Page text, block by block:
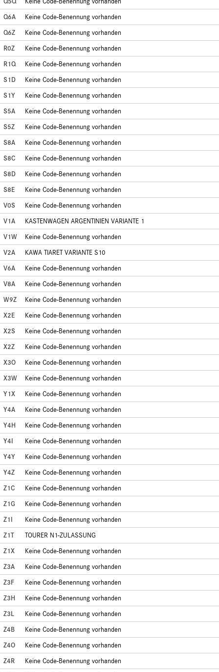
Q6A
Keine Code-Benennung vorhanden
Q6Z
Keine Code-Benennung vorhanden
R0Z
Keine Code-Benennung vorhanden
R1Q
Keine Code-Benennung vorhanden
S1D
Keine Code-Benennung vorhanden
S1Y
Keine Code-Benennung vorhanden
S5A
Keine Code-Benennung vorhanden
S5Z
Keine Code-Benennung vorhanden
S8A
Keine Code-Benennung vorhanden
S8C
Keine Code-Benennung vorhanden
S8D
Keine Code-Benennung vorhanden
S8E
Keine Code-Benennung vorhanden
V0S
Keine Code-Benennung vorhanden
V1A
KASTENWAGEN ARGENTINIEN VARIANTE 1
V1W
Keine Code-Benennung vorhanden
V2A
KAWA TIARET VARIANTE S10
V6A
Keine Code-Benennung vorhanden
V8A
Keine Code-Benennung vorhanden
W9Z
Keine Code-Benennung vorhanden
X2E
Keine Code-Benennung vorhanden
X2S
Keine Code-Benennung vorhanden
X2Z
Keine Code-Benennung vorhanden
X3O
Keine Code-Benennung vorhanden
X3W
Keine Code-Benennung vorhanden
Y1X
Keine Code-Benennung vorhanden
Y4A
Keine Code-Benennung vorhanden
Y4H
Keine Code-Benennung vorhanden
Y4I
Keine Code-Benennung vorhanden
Y4Y
Keine Code-Benennung vorhanden
Y4Z
Keine Code-Benennung vorhanden
Z1C
Keine Code-Benennung vorhanden
Z1G
Keine Code-Benennung vorhanden
Z1I
Keine Code-Benennung vorhanden
Z1T
TOURER N1-ZULASSUNG
Z1X
Keine Code-Benennung vorhanden
Z3A
Keine Code-Benennung vorhanden
Z3F
Keine Code-Benennung vorhanden
Z3H
Keine Code-Benennung vorhanden
Z3L
Keine Code-Benennung vorhanden
Z4B
Keine Code-Benennung vorhanden
Z4O
Keine Code-Benennung vorhanden
Z4R
Keine Code-Benennung vorhanden